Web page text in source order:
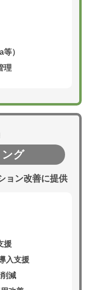
）
理
グ
ョン改善に提供
援
入支援
減